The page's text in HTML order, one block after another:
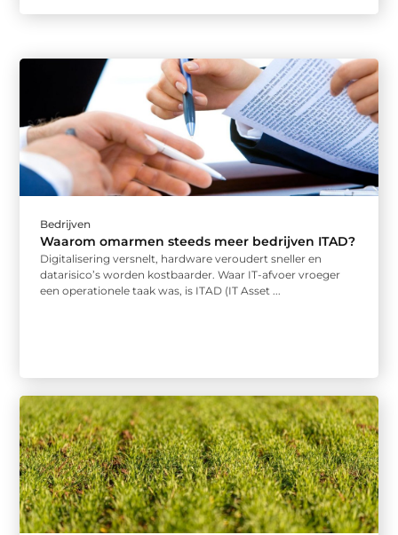
Bedrijven
Waarom omarmen steeds meer bedrijven ITAD?
Digitalisering versnelt, hardware veroudert sneller en
datarisico’s worden kostbaarder. Waar IT-afvoer vroeger
een operationele taak was, is ITAD (IT Asset ...